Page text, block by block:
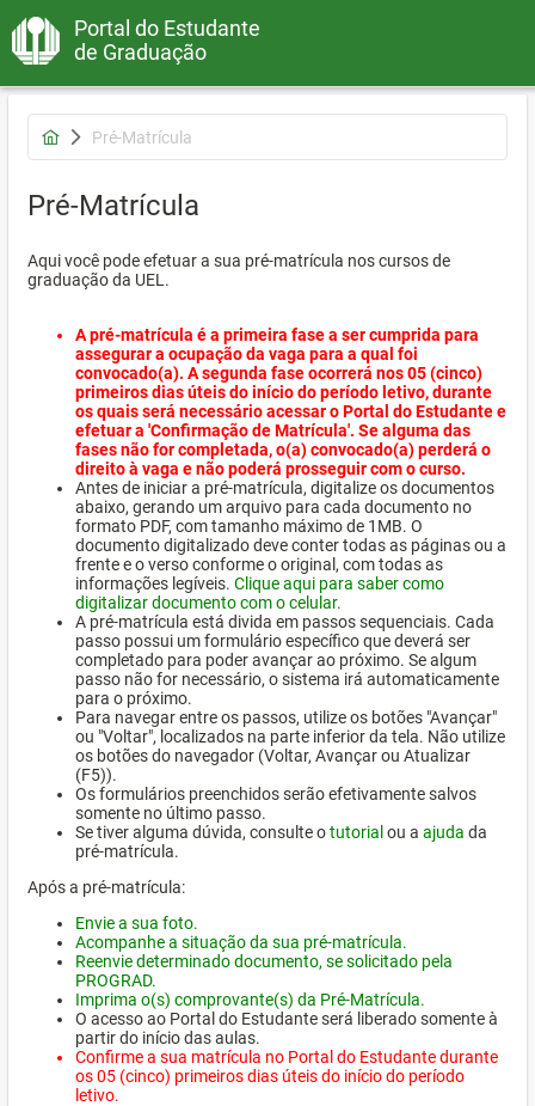
Portal do Estudante
de Graduação
Pré-Matrícula
Pré-Matrícula
Aqui você pode efetuar a sua pré-matrícula nos cursos de
graduação da UEL.
A pré-matrícula é a primeira fase a ser cumprida para
assegurar a ocupação da vaga para a qual foi
convocado(a). A segunda fase ocorrerá nos 05 (cinco)
primeiros dias úteis do início do período letivo, durante
os quais será necessário acessar o Portal do Estudante e
efetuar a 'Confirmação de Matrícula'. Se alguma das
fases não for completada, o(a) convocado(a) perderá o
direito à vaga e não poderá prosseguir com o curso.
Antes de iniciar a pré-matrícula, digitalize os documentos
abaixo, gerando um arquivo para cada documento no
formato PDF, com tamanho máximo de 1MB. O
documento digitalizado deve conter todas as páginas ou a
frente e o verso conforme o original, com todas as
informações legíveis. Clique aqui para saber como
digitalizar documento com o celular.
A pré-matrícula está divida em passos sequenciais. Cada
passo possui um formulário específico que deverá ser
completado para poder avançar ao próximo. Se algum
passo não for necessário, o sistema irá automaticamente
para o próximo.
Para navegar entre os passos, utilize os botões "Avançar"
ou "Voltar", localizados na parte inferior da tela. Não utilize
os botões do navegador (Voltar, Avançar ou Atualizar
(F5)).
Os formulários preenchidos serão efetivamente salvos
somente no último passo.
Se tiver alguma dúvida, consulte otutorial ou a ajuda da
pré-matrícula.
Após a pré-matrícula:
Envie a sua foto.
Acompanhe a situação da sua pré-matrícula.
Reenvie determinado documento, se solicitado pela
PROGRAD.
Imprima o(s) comprovante(s) da Pré-Matrícula.
O acesso ao Portal do Estudante será liberado somente à
partir do início das aulas.
Confirme a sua matrícula no Portal do Estudante durante
os 05 (cinco) primeiros dias úteis do início do período
letivo.